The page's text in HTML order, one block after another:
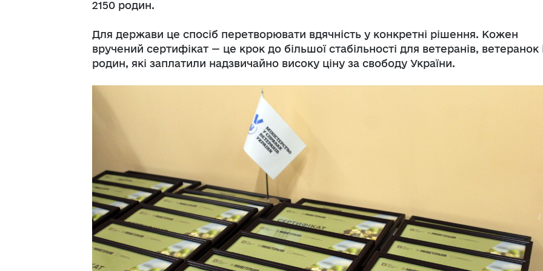
2150 родин.
Для держави це спосіб перетворювати вдячність у конкретні рішення. Кожен
вручений сертифікат — це крок до більшої стабільності для ветеранів, ветеранок
родин, які заплатили надзвичайно високу ціну за свободу України.